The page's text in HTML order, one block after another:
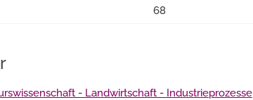
68
- Landwirtschaft - Industrieprozesse